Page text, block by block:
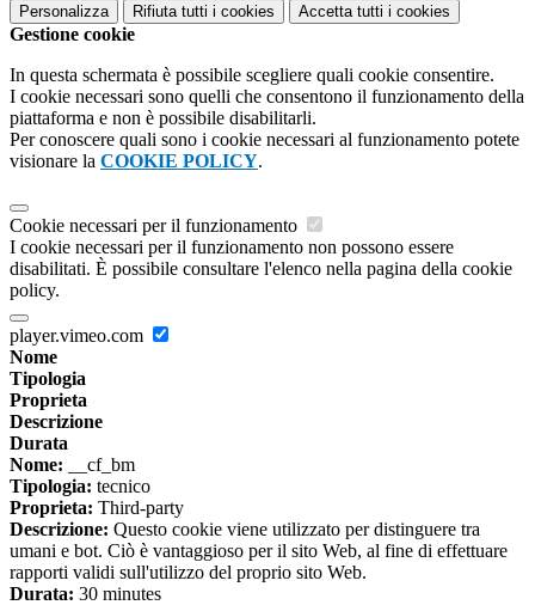
Personalizza Rifiuta tutti i cookies Accetta tutti i cookies
Gestione cookie
In questa schermata è possibile scegliere quali cookie consentire.
I cookie necessari sono quelli che consentono il funzionamento della
piattaforma e non è possibile disabilitarli.
Per conoscere quali sono i cookie necessari al funzionamento potete
visionare la COOKIE POLICY.
Cookie necessari per il funzionamento
I cookie necessari per il funzionamento non possono essere
disabilitati. È possibile consultare l'elenco nella pagina della cookie
policy.
player.vimeo.com
Nome
Tipologia
Proprieta
Descrizione
Durata
Nome: __cf_bm
Tipologia: tecnico
Proprieta: Third-party
Descrizione: Questo cookie viene utilizzato per distinguere tra
umani e bot. Ciò è vantaggioso per il sito Web, al fine di effettuare
rapporti validi sull'utilizzo del proprio sito Web.
Durata: 30 minutes